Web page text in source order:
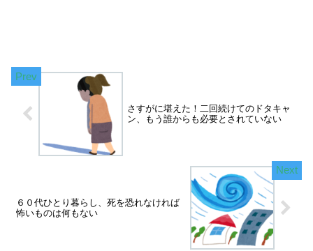
さすがに堪えた！二回続けてのドタキャ
ン、もう誰からも必要とされていない
６０代ひとり暮らし、死を恐れなければ
怖いものは何もない